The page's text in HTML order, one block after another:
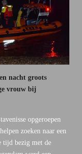
nacht groots
vrouw bij
opgeroepen
zoeken naar een
tijd bezig met de